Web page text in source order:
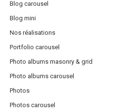
Blog carousel
Blog mini
Nos réalisations
Portfolio carousel
Photo albums masonry & grid
Photo albums carousel
Photos
Photos carousel